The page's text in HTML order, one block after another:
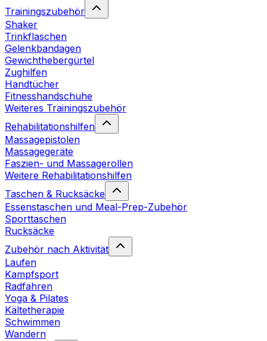
Trainingszubehör
Shaker
Trinkflaschen
Gelenkbandagen
Gewichthebergürtel
Zughilfen
Handtücher
Fitnesshandschuhe
Weiteres Trainingszubehör
Rehabilitationshilfen
Massagepistolen
Massagegeräte
Faszien- und Massagerollen
Weitere Rehabilitationshilfen
Taschen & Rucksäcke
Essenstaschen und Meal-Prep-Zubehör
Sporttaschen
Rucksäcke
Zubehör nach Aktivität
Laufen
Kampfsport
Radfahren
Yoga & Pilates
Kältetherapie
Schwimmen
Wandern